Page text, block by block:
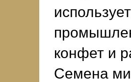
конфет и
Семена